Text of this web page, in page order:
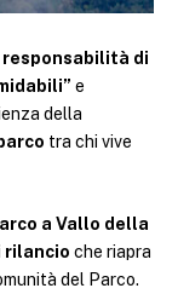
responsabilità di
e
della
tra chi vive
a Vallo della
rilancio che riapra
del Parco.